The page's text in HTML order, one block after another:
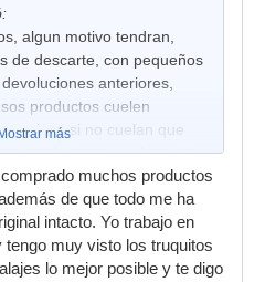
algun motivo tendran,
de descarte, con pequeños
anteriores,
productos cuelen
precio, y si no cuelan que
productos para descartar,
un paston; No se,
esa impresion.
Mostrar más
muchos productos
de que todo me ha
intacto. Yo trabajo en
muy visto los truquitos
lo mejor posible y te digo